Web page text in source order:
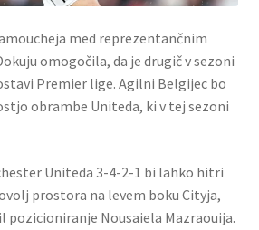
med reprezentančnim
omogočila, da je drugič v sezoni
Premier lige. Agilni Belgijec bo
obrambe Uniteda, ki v tej sezoni
Uniteda 3-4-2-1 bi lahko hitri
prostora na levem boku Cityja,
pozicioniranje Nousaiela Mazraouija.